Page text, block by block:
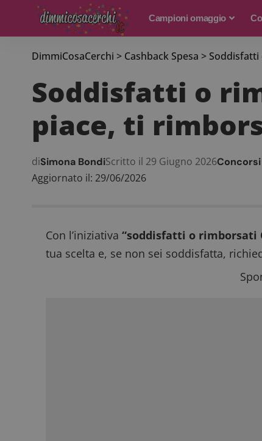
Campioni omaggio
DimmiCosaCerchi > Cashback Spesa >
Soddisfatti o
piace, ti
Aggiornato il: 29/06/2026
diSimona BondiScritto il 29 Giugno 2026
Con l’iniziativa“soddisfatti o rimborsati
tua scelta e, se non sei soddisfatta,